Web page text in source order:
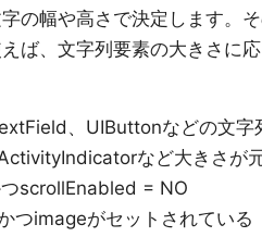
の幅や高さで決定します。
ば、文字列要素の大きさに
、UIButtonなどの文字
など大きさが
scrollEnabled = NO
つimageがセットされている